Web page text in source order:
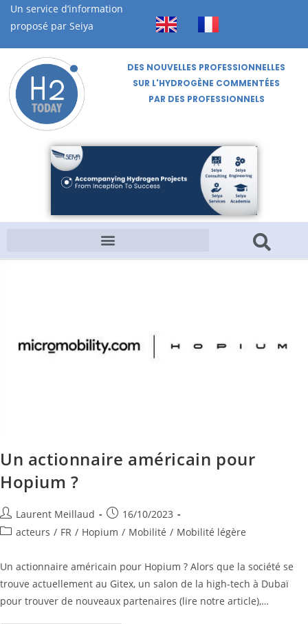
Un service d’information
proposé par Seiya
DES NOUVELLES PROFESSIONNELLES
SUR L'HYDROGÈNE COMMENTÉES
PAR DES PROFESSIONNELS
Un actionnaire américain pour
Hopium ?
Laurent Meillaud
16/10/2023
acteurs / FR / Hopium / Mobilité / Mobilité légère
Un actionnaire américain pour Hopium ? Alors que la société se
trouve actuellement au Gitex, un salon de la high-tech à Dubaï
pour trouver de nouveaux partenaires (lire notre article),…